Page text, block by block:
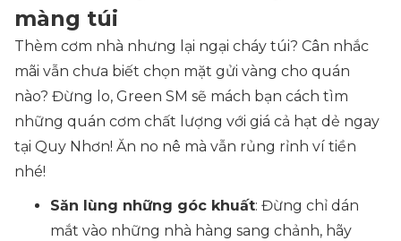
màng túi
Thèm cơm nhà nhưng lại ngại cháy túi? Cân nhắc
mãi vẫn chưa biết chọn mặt gửi vàng cho quán
nào? Đừng lo, Green SM sẽ mách bạn cách tìm
những quán cơm chất lượng với giá cả hạt dẻ ngay
tại Quy Nhơn! Ăn no nê mà vẫn rủng rỉnh ví tiền
nhé!
Săn lùng những góc khuất: Đừng chỉ dán
mắt vào những nhà hàng sang chảnh, hãy